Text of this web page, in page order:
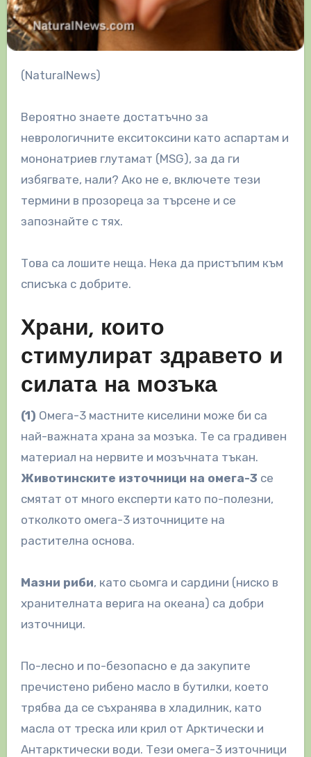
(NaturalNews)
Вероятно знаете достатъчно за
неврологичните екситоксини като аспартам и
мононатриев глутамат (MSG), за да ги
избягвате, нали? Ако не е, включете тези
термини в прозореца за търсене и се
запознайте с тях.
Това са лошите неща. Нека да ​​пристъпим към
списъка с добрите.
Храни, които
стимулират здравето и
силата на мозъка
(1) Омега-3 мастните киселини може би са
най-важната храна за мозъка. Те са градивен
материал на нервите и мозъчната тъкан.
Животинските източници на омега-3 се
смятат от много експерти като по-полезни,
отколкото омега-3 източниците на
растителна основа.
Мазни риби, като сьомга и сардини (ниско в
хранителната верига на океана) са добри
източници.
По-лесно и по-безопасно е да закупите
пречистено рибено масло в бутилки, което
трябва да се съхранява в хладилник, като
масла от треска или крил от Арктически и
Антарктически води. Тези омега-3 източници